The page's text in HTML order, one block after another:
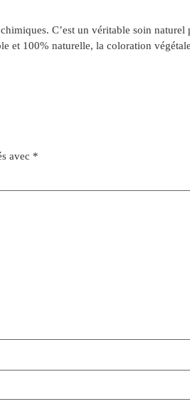
C’est un véritable soin
et 100% naturelle, la coloration
avec *